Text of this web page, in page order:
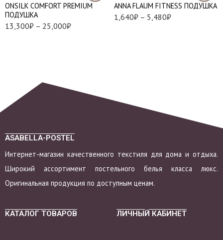
ONSILK COMFORT PREMIUM
ПОДУШКА
13,300₽ – 25,000₽
ANNA FLAUM FITNESS ПОДУШКА
1,640₽ – 5,480₽
70*70 см
ASABELLA-POSTEL
Интернет-магазин качественного текстиля для дома и отдыха.
Широкий ассортимент постельного белья класса люкс.
Оригинальная продукция по доступным ценам.
КАТАЛОГ ТОВАРОВ ЛИЧНЫЙ КАБИНЕТ